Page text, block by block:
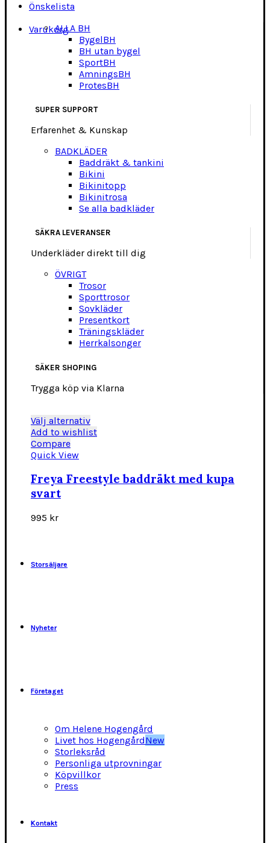
Önskelista
VarukorgALLA BH
BygelBH
BH utan bygel
SportBH
AmningsBH
ProtesBH
SUPER SUPPORT
Erfarenhet & Kunskap
BADKLÄDER
Baddräkt & tankini
Bikini
Bikinitopp
Bikinitrosa
Se alla badkläder
SÄKRA LEVERANSER
Underkläder direkt till dig
ÖVRIGT
Trosor
Sporttrosor
Sovkläder
Presentkort
Träningskläder
Herrkalsonger
SÄKER SHOPING
Trygga köp via Klarna
Välj alternativDen
här
varianter.
Add to wishlist
Compare
Quick View
Freya Freestyle baddräkt med kupa
svart
995 kr
Storsäljare
Nyheter
Företaget
Om Helene Hogengård
Livet hos HogengårdNew
Storleksråd
Personliga utprovningar
Köpvillkor
Press
Kontakt